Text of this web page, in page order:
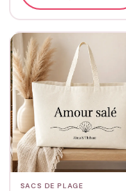
SACS DE PLAGE